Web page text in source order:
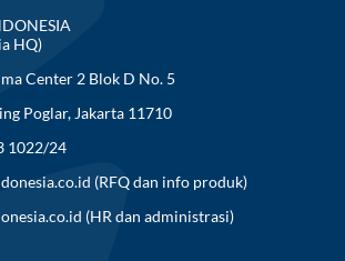
HQ)
Center 2 Blok D No. 5
Poglar, Jakarta 11710
1022/24
(RFQ dan info produk)
(HR dan administrasi)